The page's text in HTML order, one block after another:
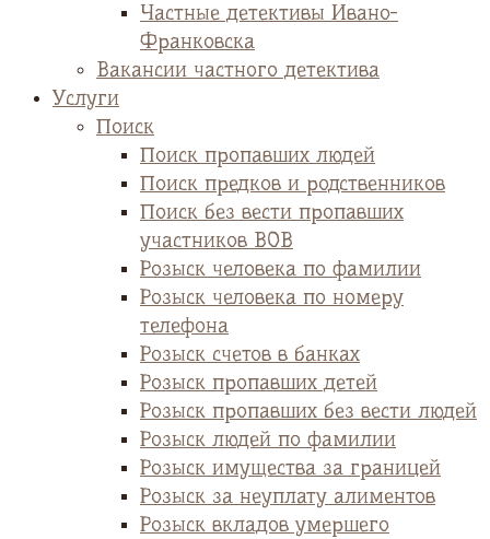
Частные детективы Ивано-
Франковска
Вакансии частного детектива
Услуги
Поиск
Поиск пропавших людей
Поиск предков и родственников
Поиск без вести пропавших
участников ВОВ
Розыск человека по фамилии
Розыск человека по номеру
телефона
Розыск счетов в банках
Розыск пропавших детей
Розыск пропавших без вести людей
Розыск людей по фамилии
Розыск имущества за границей
Розыск за неуплату алиментов
Розыск вкладов умершего